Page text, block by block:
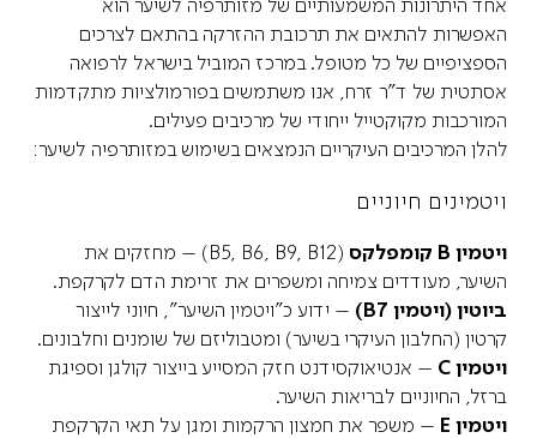
האפשרות להתאים את תרכובת ההזרקה בהתאם לצרכים
הספציפיים של כל מטופל. במרכז המוביל בישראל לרפואה
אסתטית של ד"ר זרח, אנו משתמשים בפורמולציות מתקדמות
המורכבות מקוקטייל ייחודי של מרכיבים פעילים.
להלן המרכיבים העיקריים הנמצאים בשימוש במזותרפיה לשיער:
ויטמינים חיוניים
ויטמין B קומפלקס
(B5, B6, B9, B12) – מחזקים את
השיער, מעודדים צמיחה ומשפרים את זרימת הדם לקרקפת.
ביוטין (ויטמין B7)
– ידוע כ"ויטמין השיער", חיוני לייצור
קרטין (החלבון העיקרי בשיער) ומטבוליזם של שומנים וחלבונים.
ויטמין C – אנטיאוקסידנט חזק המסייע בייצור קולגן וספיגת
ברזל, החיוניים לבריאות השיער.
ויטמין E – משפר את חמצון הרקמות ומגן על תאי הקרקפת